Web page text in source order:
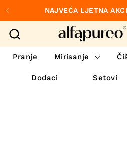
Preskoči na sadržaj
Prethodno
NAJVEĆA LJETNA
Pranje Mirisanje
Dodaci Setovi